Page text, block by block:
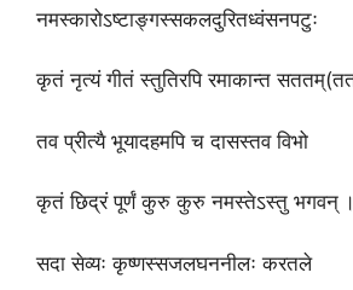
नमस्कारोऽष्टाङ्गस्सकलदुरितध्वंसनपटुः
कृतं नृत्यं गीतं स्तुतिरपि रमाकान्त
तव प्रीत्यै भूयादहमपि च दासस्तव विभो
कृतं छिद्रं पूर्णं कुरु कुरु नमस्तेऽस्तु भगवन्
सदा सेव्यः कृष्णस्सजलघननीलः करतले